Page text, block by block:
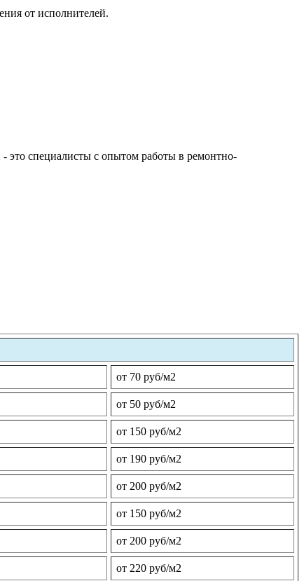
от исполнителей.
это специалисты с опытом работы в ремонтно-
от 70 руб/м2
от 50 руб/м2
от 150 руб/м2
от 190 руб/м2
от 200 руб/м2
от 150 руб/м2
от 200 руб/м2
от 220 руб/м2